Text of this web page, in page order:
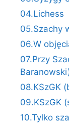
04.Lichess
05.Szachy
06.W
07.Przy
08.KSzGK
09.KSzGK
10.Tylko